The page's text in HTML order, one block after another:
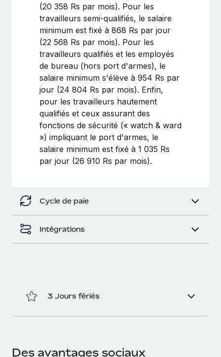
(20 358 Rs par mois). Pour les
travailleurs semi-qualifiés, le salaire
minimum est fixé à 868 Rs par jour
(22 568 Rs par mois). Pour les
travailleurs qualifiés et les employés
de bureau (hors port d'armes), le
salaire minimum s'élève à 954 Rs par
jour (24 804 Rs par mois). Enfin,
pour les travailleurs hautement
qualifiés et ceux assurant des
fonctions de sécurité (« watch & ward
») impliquant le port d'armes, le
salaire minimum est fixé à 1 035 Rs
par jour (26 910 Rs par mois).
Cycle de paie
Intégrations
3 Jours fériés
Des avantages sociaux